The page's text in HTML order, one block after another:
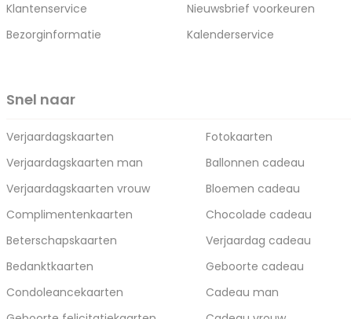
Klantenservice
Bezorginformatie
Nieuwsbrief voorkeuren
Kalenderservice
Snel naar
Verjaardagskaarten
Verjaardagskaarten man
Verjaardagskaarten vrouw
Complimentenkaarten
Beterschapskaarten
Bedanktkaarten
Condoleancekaarten
Fotokaarten
Ballonnen cadeau
Bloemen cadeau
Chocolade cadeau
Verjaardag cadeau
Geboorte cadeau
Cadeau man